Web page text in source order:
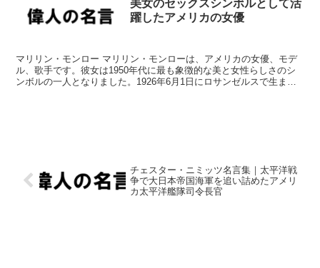
美女のセックスシンボルとして活
躍したアメリカの女優
マリリン・モンロー マリリン・モンローは、アメリカの女優、モデ
ル、歌手です。彼女は1950年代に最も象徴的な美と女性らしさのシ
ンボルの一人となりました。1926年6月1日にロサンゼルスで生まれ
チェスター・ニミッツ名言集｜太平洋戦
争で大日本帝国海軍を追い詰めたアメリ
カ太平洋艦隊司令長官